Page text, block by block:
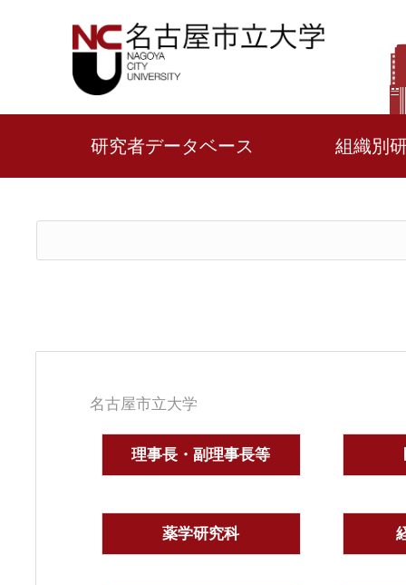
研究者データベース 組織別
名古屋市立大学
理事長・副理事長等
薬学研究科